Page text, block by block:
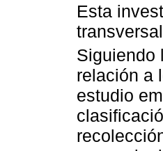
Esta
Siguiendo
relación a
estudio